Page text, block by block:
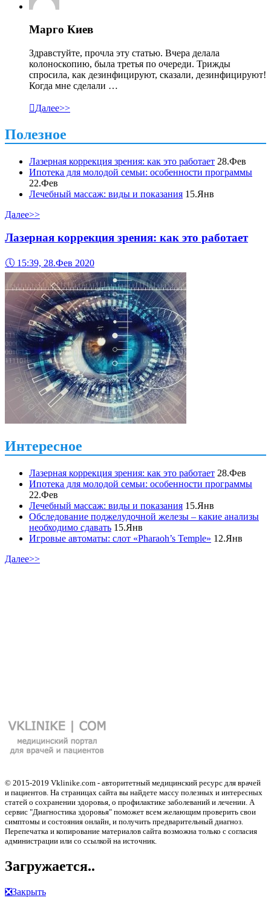
Марго Киев
Здравстуйте, прочла эту статью. Вчера делала
колоноскопию, была третья по очереди. Трижды
спросила, как дезинфицируют, сказали, дезинфицируют!
Когда мне сделали …
Далее>>
Полезное
Лазерная коррекция зрения: как это работает 28.Фев
Ипотека для молодой семьи: особенности программы
22.Фев
Лечебный массаж: виды и показания 15.Янв
Далее>>
Лазерная коррекция зрения: как это работает
🕔 15:39, 28.Фев 2020
Интересное
Лазерная коррекция зрения: как это работает 28.Фев
Ипотека для молодой семьи: особенности программы
22.Фев
Лечебный массаж: виды и показания 15.Янв
Обследование поджелудочной железы – какие анализы
необходимо сдавать 15.Янв
Игровые автоматы: слот «Pharaoh’s Temple» 12.Янв
Далее>>
© 2015-2019 Vklinike.com - авторитетный медицинский ресурс для врачей
и пациентов. На страницах сайта вы найдете массу полезных и интересных
статей о сохранении здоровья, о профилактике заболеваний и лечении. А
сервис "Диагностика здоровья" поможет всем желающим проверить свои
симптомы и состояния онлайн, и получить предварительный диагноз.
Перепечатка и копирование материалов сайта возможна только с согласия
администрации или со ссылкой на источник.
Загружается..
❎Закрыть